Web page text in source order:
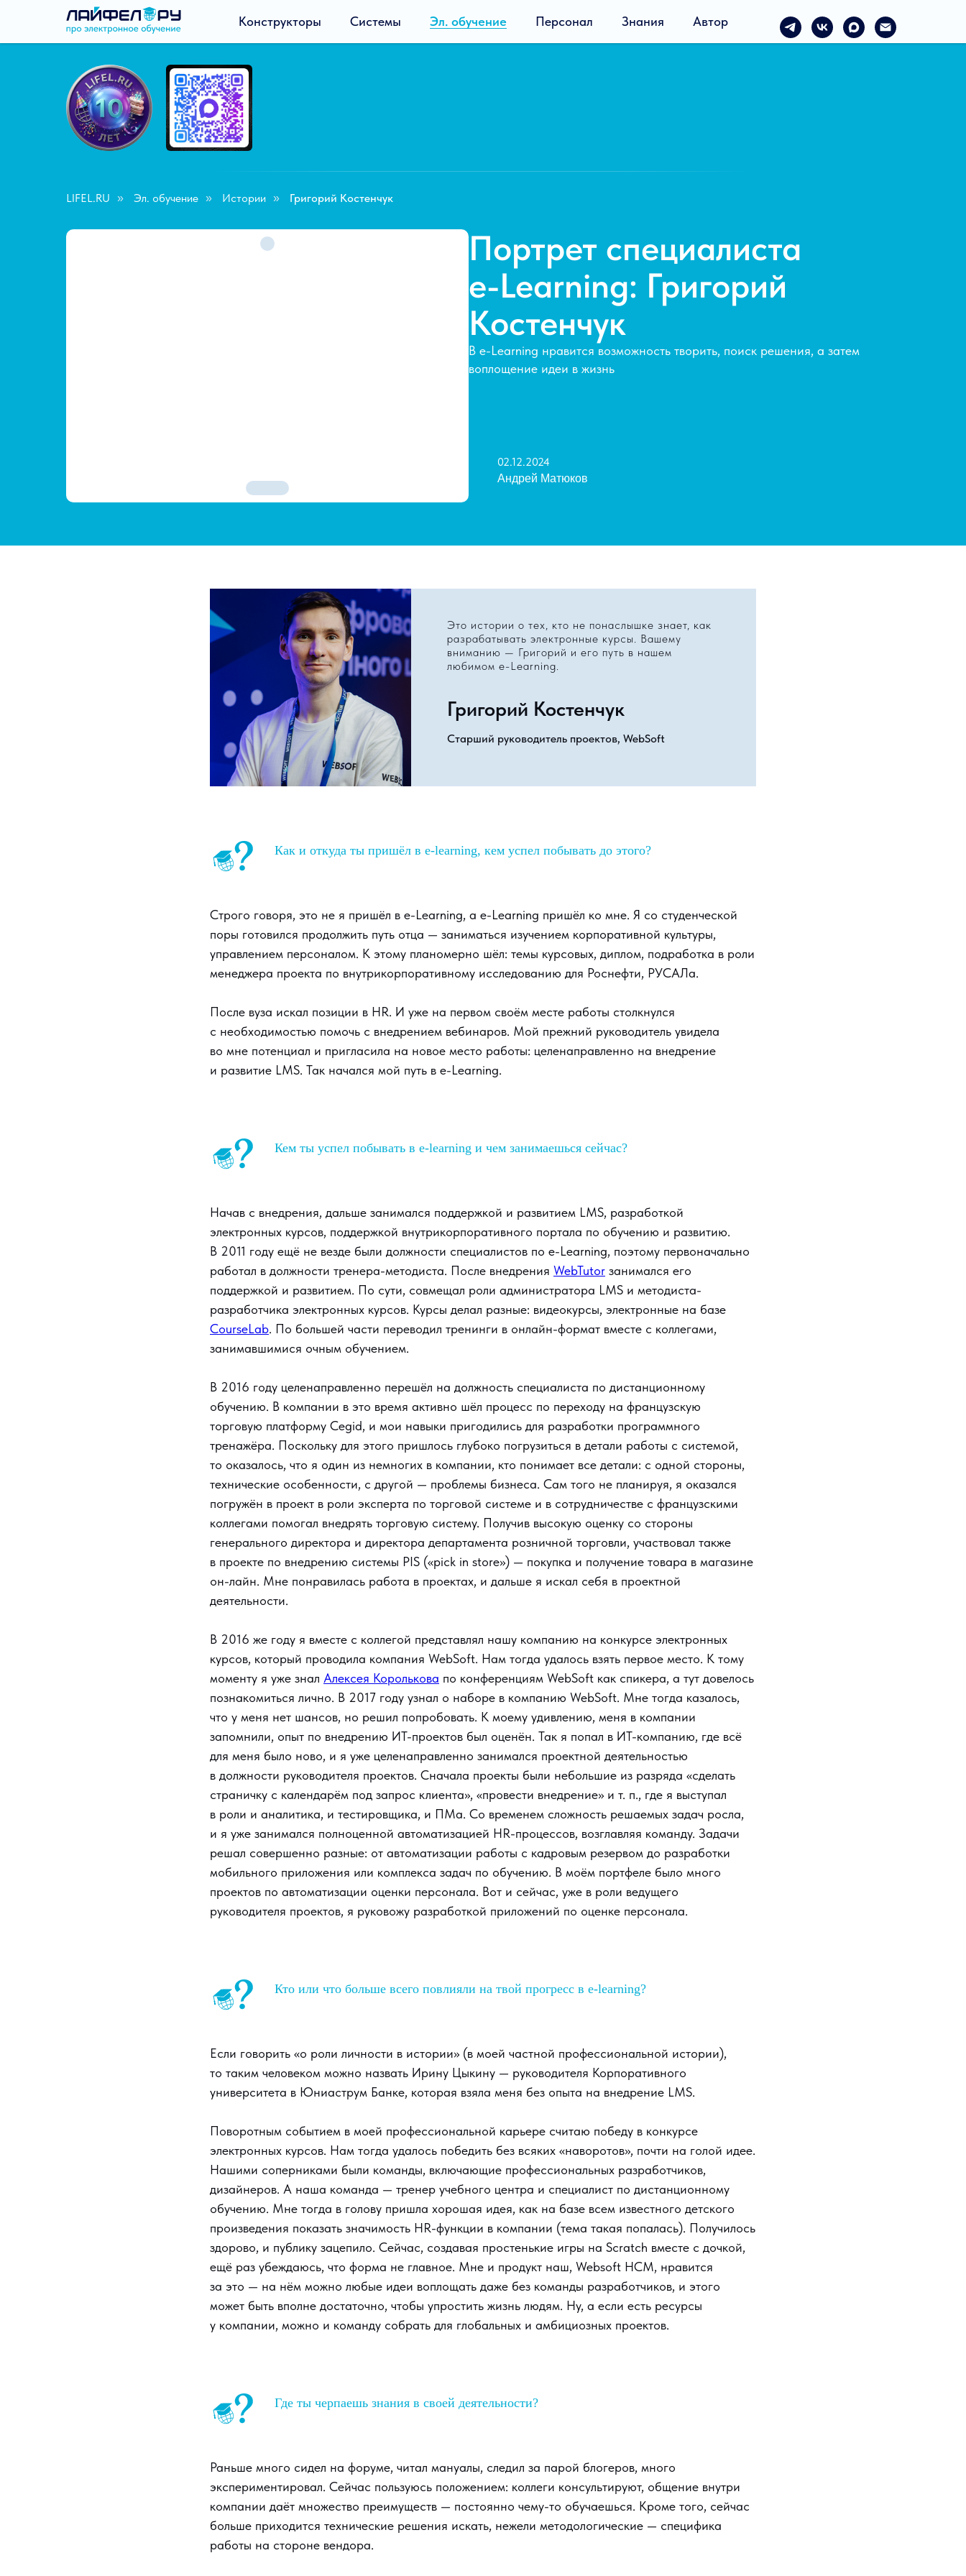
Конструкторы Системы Эл. обучение Персонал Знания Автор
LIFEL.RU » Эл. обучение » Истории » Григорий Костенчук
Портрет специалиста
e-Learning: Григорий
Костенчук
В e-Learning нравится возможность творить, поиск решения, а затем
воплощение идеи в жизнь
02.12.2024
Андрей Матюков
Это истории о тех, кто не понаслышке знает, как
разрабатывать электронные курсы. Вашему
вниманию — Григорий и его путь в нашем
любимом e-Learning.
Григорий Костенчук
Старший руководитель проектов, WebSoft
Как и откуда ты пришёл в e-learning, кем успел побывать до этого?
Строго говоря, это не я пришёл в e-Learning, а e-Learning пришёл ко мне. Я со студенческой
поры готовился продолжить путь отца — заниматься изучением корпоративной культуры,
управлением персоналом. К этому планомерно шёл: темы курсовых, диплом, подработка в роли
менеджера проекта по внутрикорпоративному исследованию для Роснефти, РУСАЛа.
После вуза искал позиции в HR. И уже на первом своём месте работы столкнулся
с необходимостью помочь с внедрением вебинаров. Мой прежний руководитель увидела
во мне потенциал и пригласила на новое место работы: целенаправленно на внедрение
и развитие LMS. Так начался мой путь в e-Learning.
Кем ты успел побывать в e-learning и чем занимаешься сейчас?
Начав с внедрения, дальше занимался поддержкой и развитием LMS, разработкой
электронных курсов, поддержкой внутрикорпоративного портала по обучению и развитию.
В 2011 году ещё не везде были должности специалистов по e-Learning, поэтому первоначально
работал в должности тренера-методиста. После внедрения WebTutor занимался его
поддержкой и развитием. По сути, совмещал роли администратора LMS и методиста-
разработчика электронных курсов. Курсы делал разные: видеокурсы, электронные на базе
CourseLab. По большей части переводил тренинги в онлайн-формат вместе с коллегами,
занимавшимися очным обучением.
В 2016 году целенаправленно перешёл на должность специалиста по дистанционному
обучению. В компании в это время активно шёл процесс по переходу на французскую
торговую платформу Cegid, и мои навыки пригодились для разработки программного
тренажёра. Поскольку для этого пришлось глубоко погрузиться в детали работы с системой,
то оказалось, что я один из немногих в компании, кто понимает все детали: с одной стороны,
технические особенности, с другой — проблемы бизнеса. Сам того не планируя, я оказался
погружён в проект в роли эксперта по торговой системе и в сотрудничестве с французскими
коллегами помогал внедрять торговую систему. Получив высокую оценку со стороны
генерального директора и директора департамента розничной торговли, участвовал также
в проекте по внедрению системы PIS («pick in store») — покупка и получение товара в магазине
он-лайн. Мне понравилась работа в проектах, и дальше я искал себя в проектной
деятельности.
В 2016 же году я вместе с коллегой представлял нашу компанию на конкурсе электронных
курсов, который проводила компания WebSoft. Нам тогда удалось взять первое место. К тому
моменту я уже знал Алексея Королькова по конференциям WebSoft как спикера, а тут довелось
познакомиться лично. В 2017 году узнал о наборе в компанию WebSoft. Мне тогда казалось,
что у меня нет шансов, но решил попробовать. К моему удивлению, меня в компании
запомнили, опыт по внедрению ИТ-проектов был оценён. Так я попал в ИТ-компанию, где всё
для меня было ново, и я уже целенаправленно занимался проектной деятельностью
в должности руководителя проектов. Сначала проекты были небольшие из разряда «сделать
страничку с календарём под запрос клиента», «провести внедрение» и т. п., где я выступал
в роли и аналитика, и тестировщика, и ПМа. Со временем сложность решаемых задач росла,
и я уже занимался полноценной автоматизацией HR-процессов, возглавляя команду. Задачи
решал совершенно разные: от автоматизации работы с кадровым резервом до разработки
мобильного приложения или комплекса задач по обучению. В моём портфеле было много
проектов по автоматизации оценки персонала. Вот и сейчас, уже в роли ведущего
руководителя проектов, я руковожу разработкой приложений по оценке персонала.
Кто или что больше всего повлияли на твой прогресс в e-learning?
Если говорить «о роли личности в истории» (в моей частной профессиональной истории),
то таким человеком можно назвать Ирину Цыкину — руководителя Корпоративного
университета в Юниаструм Банке, которая взяла меня без опыта на внедрение LMS.
Поворотным событием в моей профессиональной карьере считаю победу в конкурсе
электронных курсов. Нам тогда удалось победить без всяких «наворотов», почти на голой идее.
Нашими соперниками были команды, включающие профессиональных разработчиков,
дизайнеров. А наша команда — тренер учебного центра и специалист по дистанционному
обучению. Мне тогда в голову пришла хорошая идея, как на базе всем известного детского
произведения показать значимость HR-функции в компании (тема такая попалась). Получилось
здорово, и публику зацепило. Сейчас, создавая простенькие игры на Scratch вместе с дочкой,
ещё раз убеждаюсь, что форма не главное. Мне и продукт наш, Websoft HCM, нравится
за это — на нём можно любые идеи воплощать даже без команды разработчиков, и этого
может быть вполне достаточно, чтобы упростить жизнь людям. Ну, а если есть ресурсы
у компании, можно и команду собрать для глобальных и амбициозных проектов.
Где ты черпаешь знания в своей деятельности?
Раньше много сидел на форуме, читал мануалы, следил за парой блогеров, много
экспериментировал. Сейчас пользуюсь положением: коллеги консультируют, общение внутри
компании даёт множество преимуществ — постоянно чему-то обучаешься. Кроме того, сейчас
больше приходится технические решения искать, нежели методологические — специфика
работы на стороне вендора.